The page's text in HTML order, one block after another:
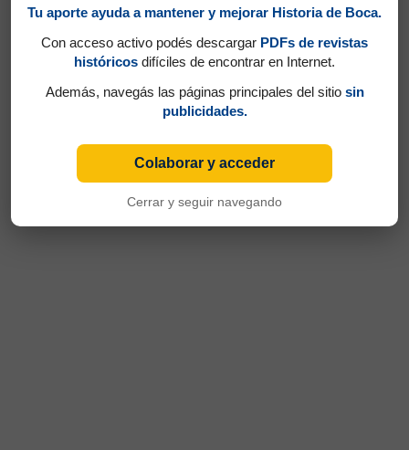
Tu aporte ayuda a mantener y mejorar Historia de Boca.
Con acceso activo podés descargar PDFs de revistas
históricos difíciles de encontrar en Internet.
Además, navegás las páginas principales del sitio sin
publicidades.
Colaborar y acceder
Cerrar y seguir navegando